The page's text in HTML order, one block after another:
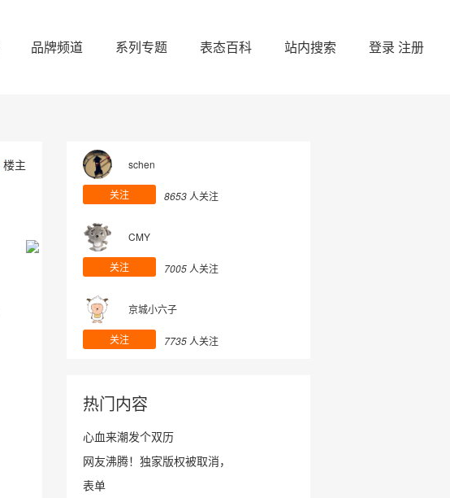
品牌频道 系列专题 表态百科 站内搜索 登录 注册
楼主 schen
8653 人关注
关注
CMY
7005 人关注
关注
京城小六子
7735 人关注
关注
热门内容
心血来潮发个双历
网友沸腾！独家版权被取消，
表单